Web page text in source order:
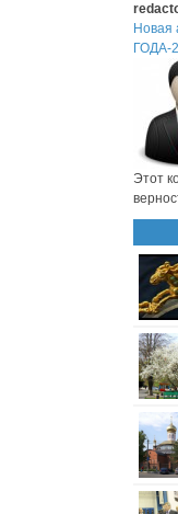
Новая
ГОДА-
Этот